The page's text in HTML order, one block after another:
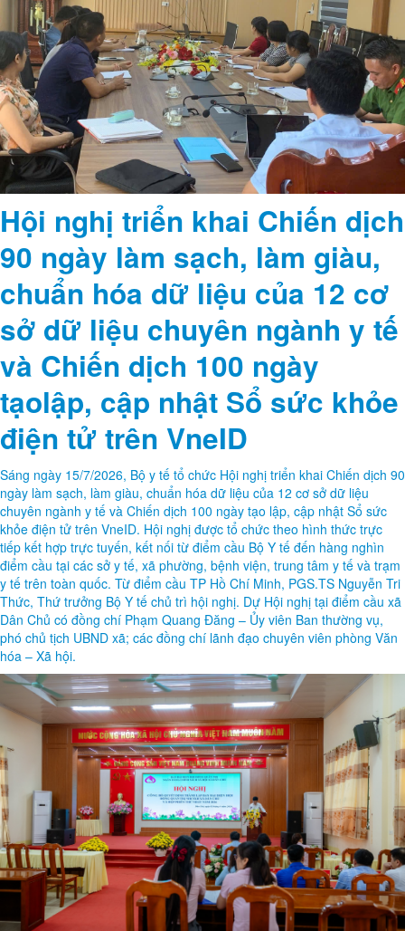
Hội nghị triển khai Chiến dịch
90 ngày làm sạch, làm giàu,
chuẩn hóa dữ liệu của 12 cơ
sở dữ liệu chuyên ngành y tế
và Chiến dịch 100 ngày
tạolập, cập nhật Sổ sức khỏe
điện tử trên VneID
Sáng ngày 15/7/2026, Bộ y tế tổ chức Hội nghị triển khai Chiến dịch 90
ngày làm sạch, làm giàu, chuẩn hóa dữ liệu của 12 cơ sở dữ liệu
chuyên ngành y tế và Chiến dịch 100 ngày tạo lập, cập nhật Sổ sức
khỏe điện tử trên VneID. Hội nghị được tổ chức theo hình thức trực
tiếp kết hợp trực tuyến, kết nối từ điểm cầu Bộ Y tế đến hàng nghìn
điểm cầu tại các sở y tế, xã phường, bệnh viện, trung tâm y tế và trạm
y tế trên toàn quốc. Từ điểm cầu TP Hồ Chí Minh, PGS.TS Nguyễn Tri
Thức, Thứ trưởng Bộ Y tế chủ trì hội nghị. Dự Hội nghị tại điểm cầu xã
Dân Chủ có đồng chí Phạm Quang Đăng – Ủy viên Ban thường vụ,
phó chủ tịch UBND xã; các đồng chí lãnh đạo chuyên viên phòng Văn
hóa – Xã hội.